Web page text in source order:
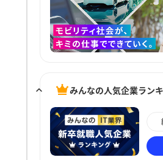
みんなの人気企業ラン